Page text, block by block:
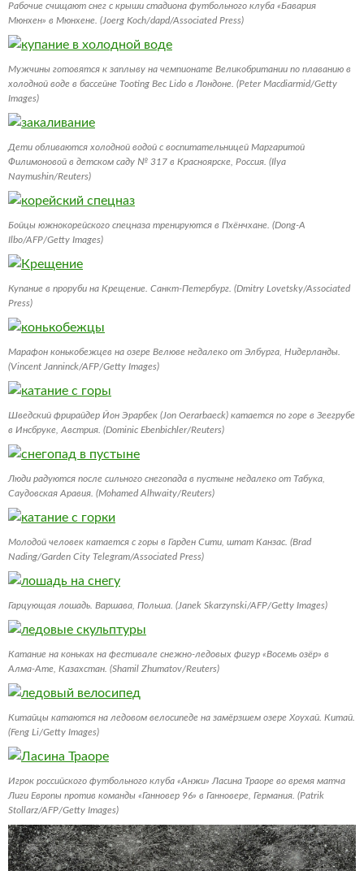
Рабочие счищают снег с крыши стадиона футбольного клуба «Бавария
Мюнхен» в Мюнхене. (Joerg Koch/dapd/Associated Press)
Мужчины готовятся к заплыву на чемпионате Великобритании по плаванию в
холодной воде в бассейне Tooting Bec Lido в Лондоне. (Peter Macdiarmid/Getty
Images)
Дети обливаются холодной водой с воспитательницей Маргаритой
Филимоновой в детском саду № 317 в Красноярске, Россия. (Ilya
Naymushin/Reuters)
Бойцы южнокорейского спецназа тренируются в Пхёнчхане. (Dong-A
Ilbo/AFP/Getty Images)
Купание в проруби на Крещение. Санкт-Петербург. (Dmitry Lovetsky/Associated
Press)
Марафон конькобежцев на озере Велюве недалеко от Элбурга, Нидерланды.
(Vincent Janninck/AFP/Getty Images)
Шведский фрирайдер Йон Эрарбек (Jon Oerarbaeck) катается по горе в Зеегрубе
в Инсбруке, Австрия. (Dominic Ebenbichler/Reuters)
Люди радуются после сильного снегопада в пустыне недалеко от Табука,
Саудовская Аравия. (Mohamed Alhwaity/Reuters)
Молодой человек катается с горы в Гарден Сити, штат Канзас. (Brad
Nading/Garden City Telegram/Associated Press)
Гарцующая лошадь. Варшава, Польша. (Janek Skarzynski/AFP/Getty Images)
Катание на коньках на фестивале снежно-ледовых фигур «Восемь озёр» в
Алма-Ате, Казахстан. (Shamil Zhumatov/Reuters)
Китайцы катаются на ледовом велосипеде на замёрзшем озере Хоухай. Китай.
(Feng Li/Getty Images)
Игрок российского футбольного клуба «Анжи» Ласина Траоре во время матча
Лиги Европы против команды «Ганновер 96» в Ганновере, Германия. (Patrik
Stollarz/AFP/Getty Images)